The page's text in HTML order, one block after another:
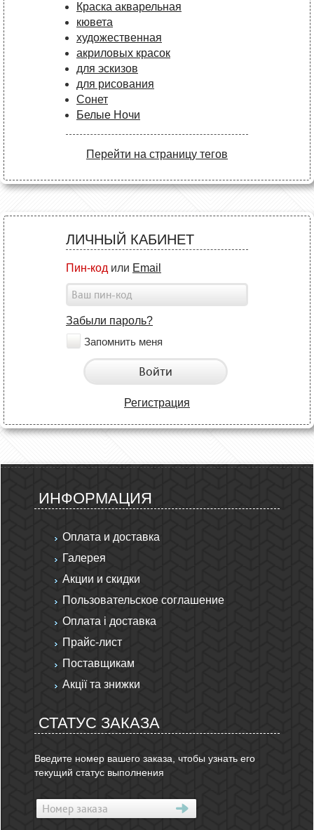
Краска акварельная
кювета
художественная
акриловых красок
для эскизов
для рисования
Сонет
Белые Ночи
Перейти на страницу тегов
ЛИЧНЫЙ КАБИНЕТ
Пин-код или Email
Забыли пароль?
Запомнить меня
Войти
Регистрация
ИНФОРМАЦИЯ
Оплата и доставка
Галерея
Акции и скидки
Пользовательское соглашение
Оплата і доставка
Прайс-лист
Поставщикам
Акції та знижки
СТАТУС ЗАКАЗА
Введите номер вашего заказа, чтобы узнать его
текущий статус выполнения